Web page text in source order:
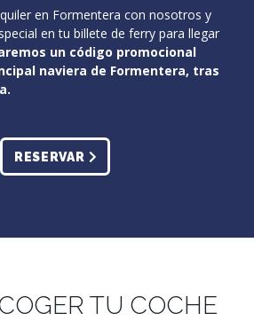
en Formentera con nosotros y
en tu billete de ferry para llegar
un código promocional
naviera de Formentera, tras
RESERVAR
TU COCHE